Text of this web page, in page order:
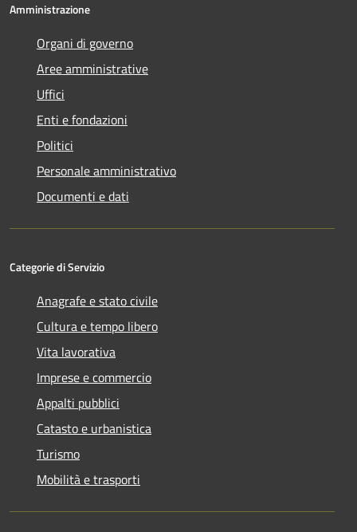
Amministrazione
Organi di governo
Aree amministrative
Uffici
Enti e fondazioni
Politici
Personale amministrativo
Documenti e dati
Categorie di Servizio
Anagrafe e stato civile
Cultura e tempo libero
Vita lavorativa
Imprese e commercio
Appalti pubblici
Catasto e urbanistica
Turismo
Mobilità e trasporti